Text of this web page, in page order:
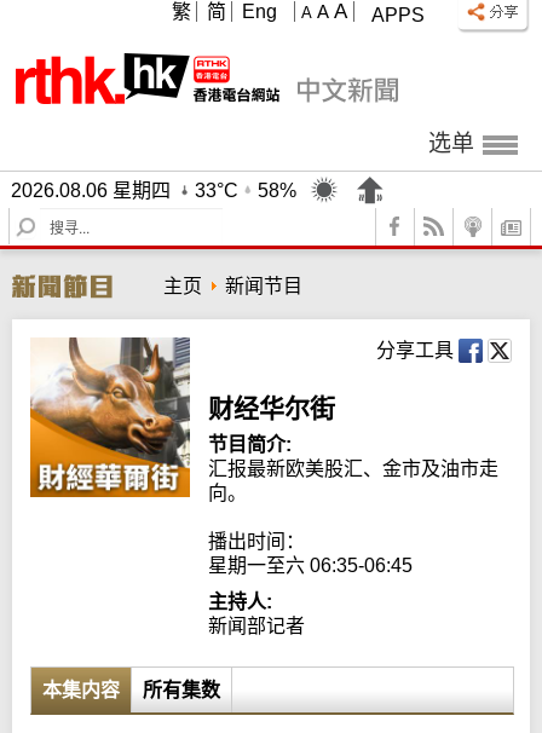
APPS
A A A
繁 简 Eng
选单
2026.08.06 星期四 33°C
58%
S
e
r
c
h
主页 新闻节目
分享工具
财经华尔街
节目简介:
汇报最新欧美股汇、金市及油市走
向。
播出时间：
星期一至六 06:35-06:45
主持人:
新闻部记者
本集内容 所有集数